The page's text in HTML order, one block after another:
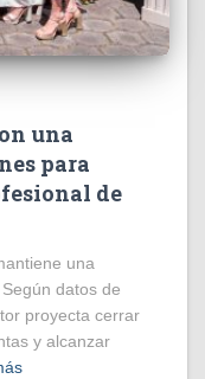
una
para
de
una
datos de
proyecta cerrar
y alcanzar